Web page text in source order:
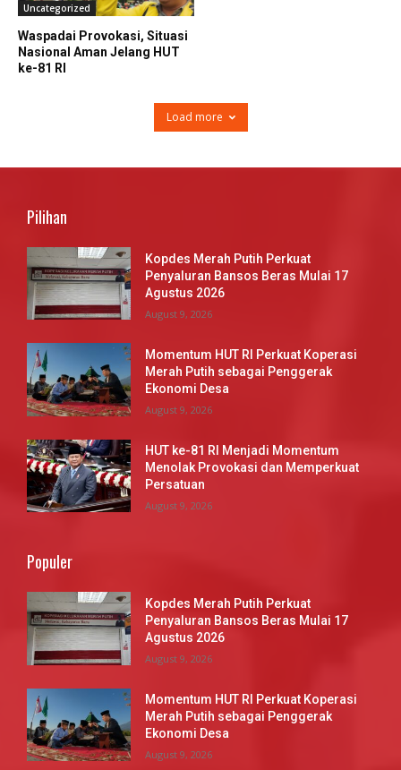
Uncategorized
Waspadai Provokasi, Situasi
Nasional Aman Jelang HUT
ke-81 RI
Load more
Pilihan
Kopdes Merah Putih Perkuat
Penyaluran Bansos Beras Mulai 17
Agustus 2026
August 9, 2026
Momentum HUT RI Perkuat Koperasi
Merah Putih sebagai Penggerak
Ekonomi Desa
August 9, 2026
HUT ke-81 RI Menjadi Momentum
Menolak Provokasi dan Memperkuat
Persatuan
August 9, 2026
Populer
Kopdes Merah Putih Perkuat
Penyaluran Bansos Beras Mulai 17
Agustus 2026
August 9, 2026
Momentum HUT RI Perkuat Koperasi
Merah Putih sebagai Penggerak
Ekonomi Desa
August 9, 2026